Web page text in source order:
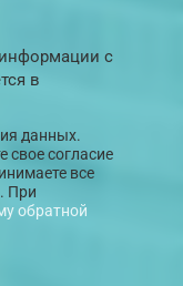
с
в
данных.
свое согласие
все
. При
обратной